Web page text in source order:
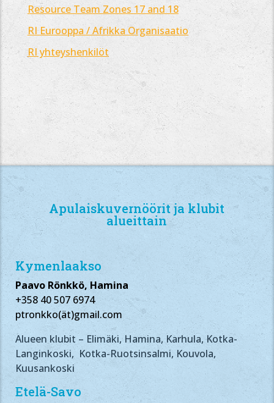
Resource Team Zones 17 and 18
RI Eurooppa / Afrikka Organisaatio
RI yhteyshenkilöt
Apulaiskuvernöörit ja klubit
alueittain
Kymenlaakso
Paavo Rönkkö, Hamina
+358 40 507 6974
ptronkko(ät)gmail.com
Alueen klubit – Elimäki, Hamina, Karhula, Kotka-
Langinkoski, Kotka-Ruotsinsalmi, Kouvola,
Kuusankoski
Etelä-Savo